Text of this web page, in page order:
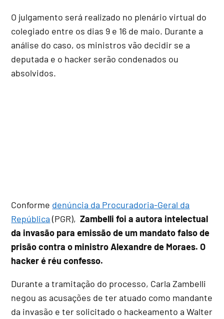
O julgamento será realizado no plenário virtual do
colegiado entre os dias 9 e 16 de maio. Durante a
análise do caso, os ministros vão decidir se a
deputada e o hacker serão condenados ou
absolvidos.
Conforme denúncia da Procuradoria-Geral da
República (PGR),Zambelli foi a autora intelectual
da invasão para emissão de um mandato falso de
prisão contra o ministro Alexandre de Moraes. O
hacker é réu confesso.
Durante a tramitação do processo, Carla Zambelli
negou as acusações de ter atuado como mandante
da invasão e ter solicitado o hackeamento a Walter